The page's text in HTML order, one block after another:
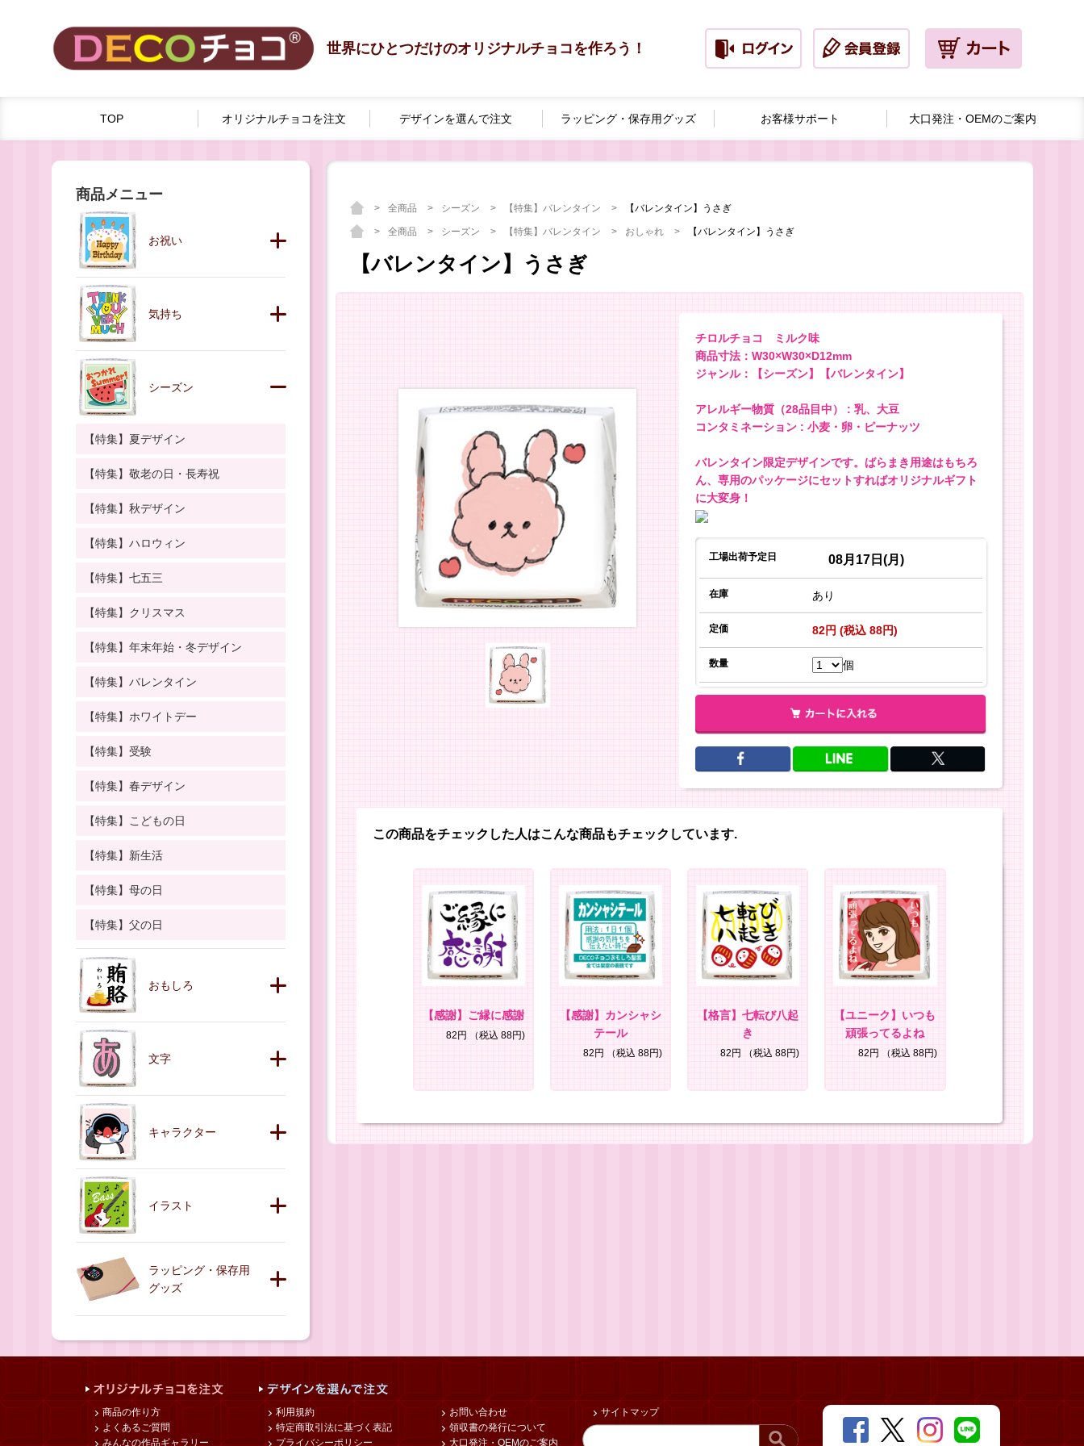
世界にひとつだけのオリジナルチョコを作ろう！
TOP オリジナルチョコを注文 デザインを選んで注文 ラッピング・ 保存用グッズ お客様サポート 大口発注・ OEMのご案内
全商品 シーズン 【特集】バレンタイン 【バレンタイン】うさぎ
全商品 シーズン 【特集】バレンタイン おしゃれ 【バレンタイン】うさぎ
【バレンタイン】うさぎ
チロルチョコ ミルク味
商品寸法：W30×W30×D12mm
ジャンル：【シーズン】【バレンタイン】
アレルギー物質（28品目中） : 乳、大豆
コンタミネーション : 小麦・卵・ピーナッツ
バレンタイン限定デザインです。ばらまき用途はもちろ
ん、専用のパッケージにセットすればオリジナルギフト
に大変身！
工場出荷予定日 08月17日(月)
在庫 あり
定価 82円 (税込 88円)
数量 個
この商品をチェックした人はこんな商品もチェックしています.
【感謝】ご縁に感謝
82円 （税込 88円)
【感謝】カンシャシ
テール
82円 （税込 88円)
【格言】七転び八起
き
82円 （税込 88円)
【ユニーク】いつも
頑張ってるよね
82円 （税込 88円)
商品メニュー
お祝い
気持ち
シーズン
【特集】夏デザイン
【特集】敬老の日・長寿祝
【特集】秋デザイン
【特集】ハロウィン
【特集】七五三
【特集】クリスマス
【特集】年末年始・冬デザイン
【特集】バレンタイン
【特集】ホワイトデー
【特集】受験
【特集】春デザイン
【特集】こどもの日
【特集】新生活
【特集】母の日
【特集】父の日
おもしろ
文字
キャラクター
イラスト
ラッピング・保存用
グッズ
商品の作り方
よくあるご質問
みんなの作品ギャラリー
利用規約
特定商取引法に基づく表記
プライバシーポリシー
お問い合わせ
領収書の発行について
大口発注・OEMのご案内
サイトマップ